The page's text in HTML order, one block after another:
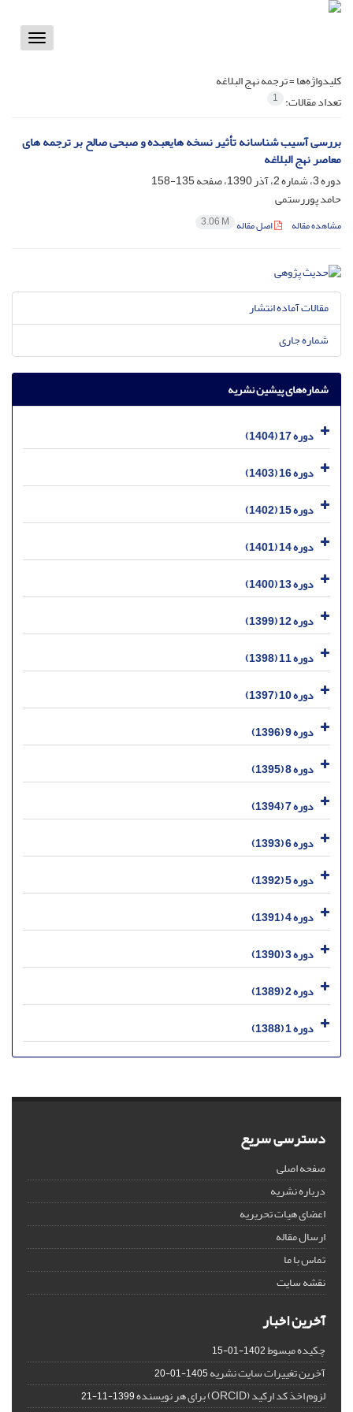
Toggle
کلیدواژه‌ها =ترجمه نهج البلاغه
تعداد مقالات: 1
بررسی آسیب شناسانه تأثیر نسخه هایعبده و صبحی صالح بر ترجمه های
معاصر نهج البلاغه
دوره 3، شماره 2، آذر 1390، صفحه
135-158
حامد پوررستمی
مشاهده مقاله اصل مقاله 3.06 M
مقالات آماده انتشار
شماره جاری
شماره‌های پیشین نشریه
دوره 17 (1404)
دوره 16 (1403)
دوره 15 (1402)
دوره 14 (1401)
دوره 13 (1400)
دوره 12 (1399)
دوره 11 (1398)
دوره 10 (1397)
دوره 9 (1396)
دوره 8 (1395)
دوره 7 (1394)
دوره 6 (1393)
دوره 5 (1392)
دوره 4 (1391)
دوره 3 (1390)
دوره 2 (1389)
دوره 1 (1388)
دسترسی سریع
صفحه اصلی
درباره نشریه
اعضای هیات تحریریه
ارسال مقاله
تماس با ما
نقشه سایت
آخرین اخبار
چکیده مبسوط1402-01-15
آخرین تغییرات سایت نشریه1405-01-20
لزوم اخذ کد ارکید (ORCID) برای هر نویسنده 1399-11-21